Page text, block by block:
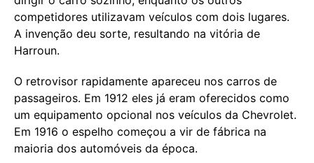
competidores utilizavam veículos com dois lugares.
A invenção deu sorte, resultando na vitória de
Harroun.
O retrovisor rapidamente apareceu nos carros de
passageiros. Em 1912 eles já eram oferecidos como
um equipamento opcional nos veículos da Chevrolet.
Em 1916 o espelho começou a vir de fábrica na
maioria dos automóveis da época.